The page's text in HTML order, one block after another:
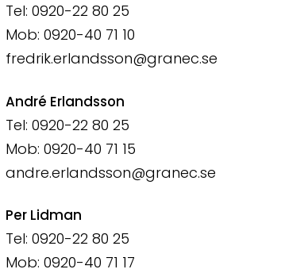
Tel: 0920-22 80 25
Mob: 0920-40 71 10
fredrik.erlandsson@granec.se
André Erlandsson
Tel: 0920-22 80 25
Mob: 0920-40 71 15
andre.erlandsson@granec.se
Per Lidman
Tel: 0920-22 80 25
Mob: 0920-40 71 17